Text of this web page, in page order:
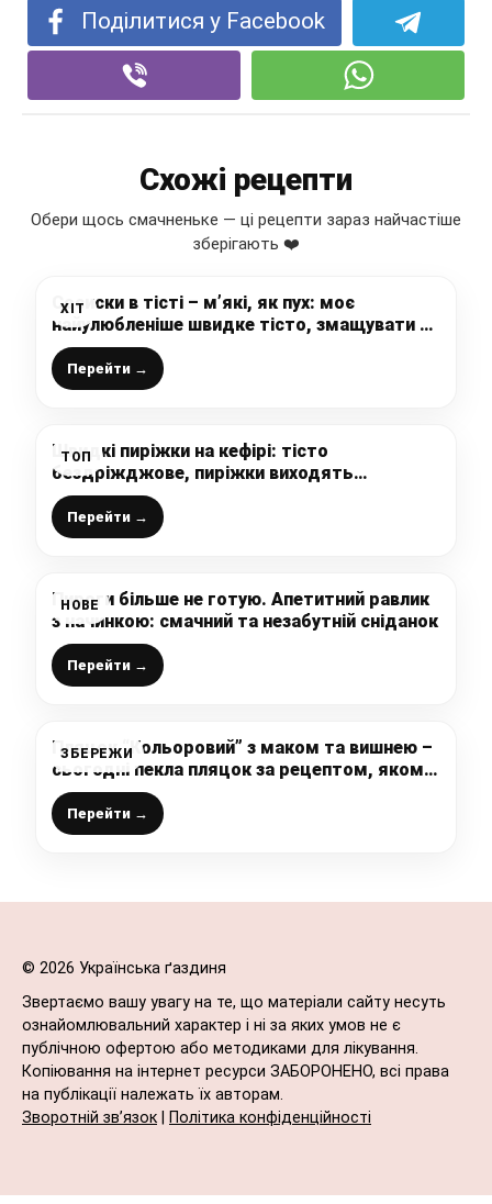
Поділитися у Facebook
Схожі рецепти
Обери щось смачненьке — ці рецепти зараз найчастіше
зберігають ❤️
ХІТ
Сосиски в тісті – м’які, як пух: моє
найулюбленіше швидке тісто, змащувати не
потрібно, випічка і так буде рум’яною та
апетитною
Перейти →
ТОП
Швидкі пиріжки на кефірі: тісто
бездріжджове, пиріжки виходять
м’якенькі і повітряні
Перейти →
НОВЕ
Пироги більше не готую. Апетитний равлик
з начинкою: смачний та незабутній сніданок
Перейти →
ЗБЕРЕЖИ
Пляцок “Кольоровий” з маком та вишнею –
сьогодні пекла пляцок за рецептом, якому
вже багато років. Смачний і простий в
приготуванні
Перейти →
© 2026 Українська ґаздиня
Звертаємо вашу увагу на те, що матеріали сайту несуть
ознайомлювальний характер і ні за яких умов не є
публічною офертою або методиками для лікування.
Копіювання на інтернет ресурси ЗАБОРОНЕНО, всі права
на публікації належать їх авторам.
Зворотній зв’язок
Політика конфіденційності